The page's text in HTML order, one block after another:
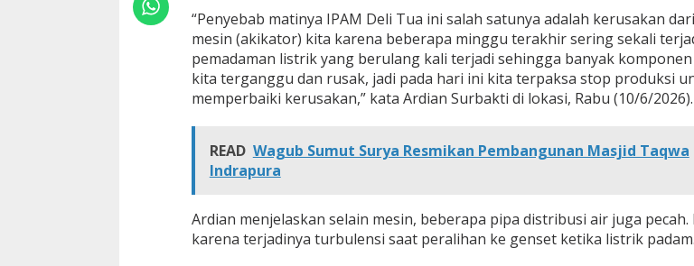
s
a
k
,
P
e
a
l
a
n
“Penyebab matinya IPAM Deli Tua ini salah satunya adalah kerusakan
mesin (akikator) kita karena beberapa minggu terakhir sering sekali
pemadaman listrik yang berulang kali terjadi sehingga banyak
kita terganggu dan rusak, jadi pada hari ini kita terpaksa stop produksi
memperbaiki kerusakan,” kata Ardian Surbakti di lokasi, Rabu (10/6/2026).
READ Wagub Sumut Surya Resmikan Pembangunan Masjid Taqwa
Indrapura
Ardian menjelaskan selain mesin, beberapa pipa distribusi air juga pecah.
karena terjadinya turbulensi saat peralihan ke genset ketika listrik padam.